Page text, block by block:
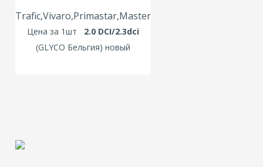
Trafic,Vivaro,Primastar,Master
Цена за 1шт 2.0 DCI/2.3dci
(GLYCO Бельгия) новый